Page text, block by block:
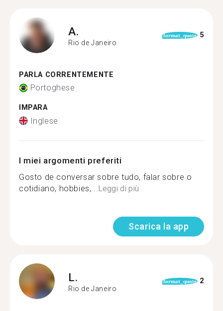
A.
Rio de Janeiro
format_quote 5
PARLA CORRENTEMENTE
Portoghese
IMPARA
Inglese
I miei argomenti preferiti
Gosto de conversar sobre tudo, falar sobre o
cotidiano, hobbies,... Leggi di più
Scarica la app
L.
Rio de Janeiro
format_quote 2